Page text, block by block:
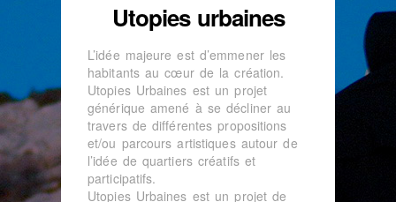
Utopies urbaines
L’idée majeure est d’emmener les
habitants au cœur de la création.
Utopies Urbaines est un projet
générique amené à se décliner au
travers de différentes propositions
et/ou parcours artistiques autour de
l’idée de quartiers créatifs et
participatifs.
Utopies Urbaines est un projet de